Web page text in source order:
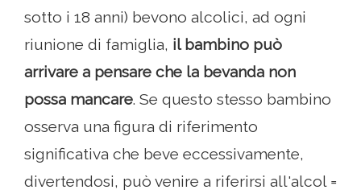
sotto i 18 anni) bevono alcolici, ad ogni
riunione di famiglia, il bambino può
arrivare a pensare che la bevanda non
possa mancare. Se questo stesso bambino
osserva una figura di riferimento
significativa che beve eccessivamente,
divertendosi, può venire a riferirsi all'alcol =